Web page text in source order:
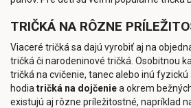
TRIČKÁ NA RÔZNE
Viaceré tričká sa dajú vyrobiť aj na
tričká či narodeninové tričká. Osobitnou
tričká na cvičenie, tanec alebo inú
hodia tričká na dojčeniea okrem
existujú aj rôzne príležitostné, napríklad